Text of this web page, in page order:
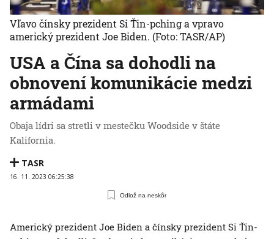
USA a Čína sa dohodli na
obnovení komunikácie medzi
armádami
Obaja lídri sa stretli v mestečku Woodside v štáte
Kalifornia.
TASR
16. 11. 2023 06:25:38
Odlož na neskôr
Vľavo čínsky prezident Si Ťin-pching a vpravo
americký prezident Joe Biden. (Foto: TASR/AP)
Americký prezident Joe Biden a čínsky prezident Si Ťin-